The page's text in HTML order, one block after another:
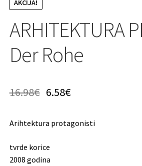
AKCIJA!
ARHITEKTURA
Der Rohe
16.98€ 6.58€
Arihtektura protagonisti
tvrde korice
2008 godina